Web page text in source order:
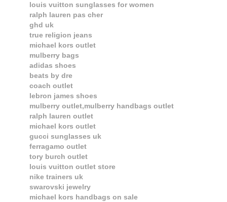
louis vuitton sunglasses for women
ralph lauren pas cher
ghd uk
true religion jeans
michael kors outlet
mulberry bags
adidas shoes
beats by dre
coach outlet
lebron james shoes
mulberry outlet,mulberry handbags outlet
ralph lauren outlet
michael kors outlet
gucci sunglasses uk
ferragamo outlet
tory burch outlet
louis vuitton outlet store
nike trainers uk
swarovski jewelry
michael kors handbags on sale